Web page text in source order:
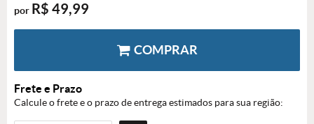
por R$ 49,99
COMPRAR
Frete e Prazo
Calcule o frete e o prazo de entrega estimados para sua região: